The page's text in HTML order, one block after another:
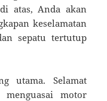
atas, Anda akan
keselamatan
sepatu tertutup
utama. Selamat
motor